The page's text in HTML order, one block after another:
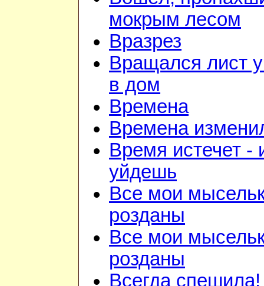
мокрым лесом
Вразрез
Вращался лист
в дом
Времена
Времена
Время истечет -
уйдешь
Все мои
розданы
Все мои
розданы
Всегда